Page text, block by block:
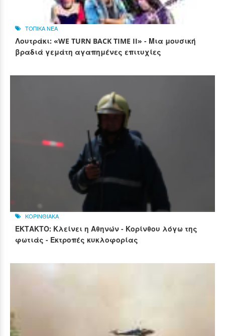
ΤΟΠΙΚΑ ΝΕΑ
Λουτράκι: «WE TURN BACK TIME II» - Μια μουσική
βραδιά γεμάτη αγαπημένες επιτυχίες
ΚΟΡΙΝΘΙΑΚΑ
ΕΚΤΑΚΤΟ: Κλείνει η Αθηνών - Κορίνθου λόγω της
φωτιάς - Εκτροπές κυκλοφορίας